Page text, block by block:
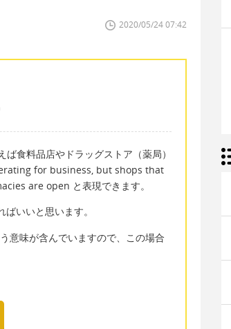
2020/05/24 07:42
食料品店やドラッグストア（薬局）
for business, but shops that
are open と表現できます。
いいと思います。
意味が含んでいますので、この場合